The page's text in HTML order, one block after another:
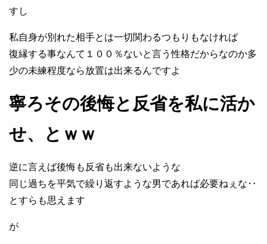
すし
私自身が別れた相手とは一切関わるつもりもなければ
復縁する事なんて１００％ないと言う性格だからなのか多
少の未練程度なら放置は出来るんですよ
寧ろその後悔と反省を私に活か
せ、とｗｗ
逆に言えば後悔も反省も出来ないような
同じ過ちを平気で繰り返すような男であれば必要ねぇな‥
とすらも思えます
が